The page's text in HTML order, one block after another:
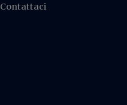
Contattaci